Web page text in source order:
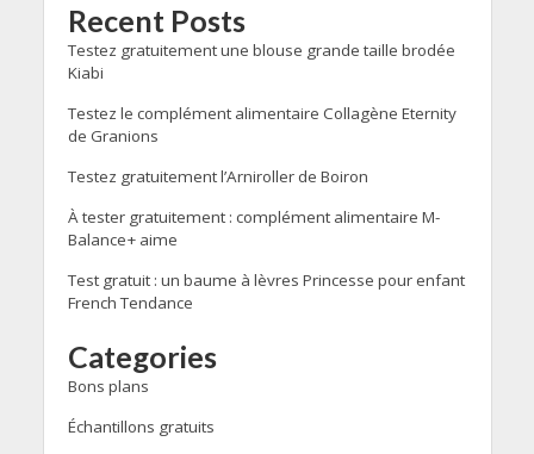
Recent Posts
Testez gratuitement une blouse grande taille brodée
Kiabi
Testez le complément alimentaire Collagène Eternity
de Granions
Testez gratuitement l’Arniroller de Boiron
À tester gratuitement : complément alimentaire M-
Balance+ aime
Test gratuit : un baume à lèvres Princesse pour enfant
French Tendance
Categories
Bons plans
Échantillons gratuits